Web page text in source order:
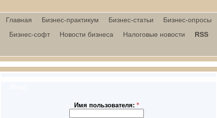
Главная Бизнес-практикум Бизнес-статьи
Бизнес-опросы
Бизнес-софт
Новости бизнеса Налоговые новости RSS
Имя пользователя:*